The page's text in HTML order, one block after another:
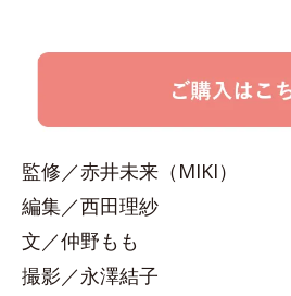
監修／赤井未来（MIKI）
編集／西田理紗
文／仲野もも
撮影／永澤結子